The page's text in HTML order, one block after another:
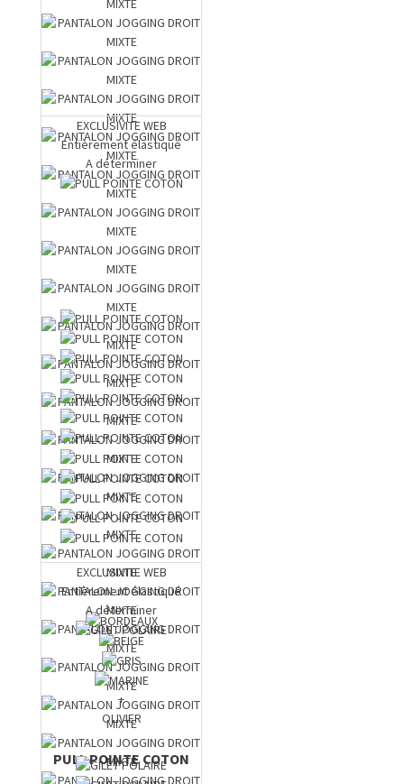
EXCLUSIVITE WEB
Entièrement élastiqué
A déterminer
+
OLIVIER
PULL POINTE COTON
EXCLUSIVITE WEB
Entièrement élastiqué
A déterminer